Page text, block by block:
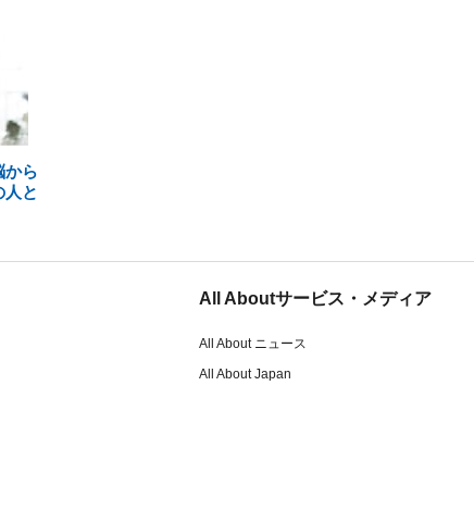
から
人と
All Aboutサービス・メディア
All About ニュース
All About Japan